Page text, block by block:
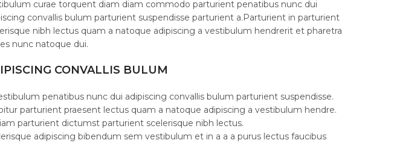
curae torquent diam diam commodo parturient penatibus nunc dui
convallis bulum parturient suspendisse parturient a.Parturient in parturient
nibh lectus quam a natoque adipiscing a vestibulum hendrerit et pharetra
nunc natoque dui.
CONVALLIS BULUM
penatibus nunc dui adipiscing convallis bulum parturient suspendisse.
parturient praesent lectus quam a natoque adipiscing a vestibulum hendre.
parturient dictumst parturient scelerisque nibh lectus.
adipiscing bibendum sem vestibulum et in a a a purus lectus faucibus